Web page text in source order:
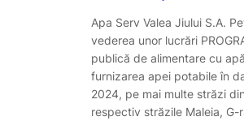
Apa Serv Valea Jiului S.A.
vederea unor lucrări
publică de alimentare cu
furnizarea apei potabile în
2024, pe mai multe străzi
respectiv străzile Maleia, G-